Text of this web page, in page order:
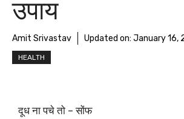
उपाय
Amit Srivastav Updated on: January 16,
HEALTH
दूध ना पचे तो – सोंफ